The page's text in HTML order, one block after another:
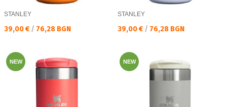
STANLEY
Текуща цена:
39,00 € / 76,28 BGN
STANLEY
Текуща цена:
39,00 € / 76,28 BGN
NEW NEW